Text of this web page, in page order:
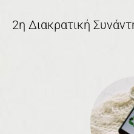
2η Διακρατική